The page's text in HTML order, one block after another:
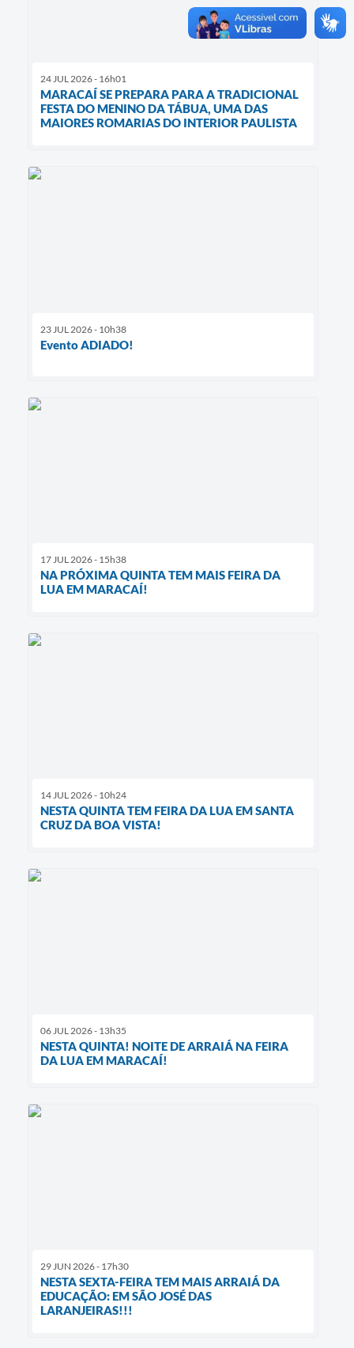
24 JUL 2026 - 16h01
MARACAÍ SE PREPARA PARA A TRADICIONAL
FESTA DO MENINO DA TÁBUA, UMA DAS
MAIORES ROMARIAS DO INTERIOR PAULISTA
23 JUL 2026 - 10h38
Evento ADIADO!
17 JUL 2026 - 15h38
NA PRÓXIMA QUINTA TEM MAIS FEIRA DA
LUA EM MARACAÍ!
14 JUL 2026 - 10h24
NESTA QUINTA TEM FEIRA DA LUA EM SANTA
CRUZ DA BOA VISTA!
06 JUL 2026 - 13h35
NESTA QUINTA! NOITE DE ARRAIÁ NA FEIRA
DA LUA EM MARACAÍ!
29 JUN 2026 - 17h30
NESTA SEXTA-FEIRA TEM MAIS ARRAIÁ DA
EDUCAÇÃO: EM SÃO JOSÉ DAS
LARANJEIRAS!!!